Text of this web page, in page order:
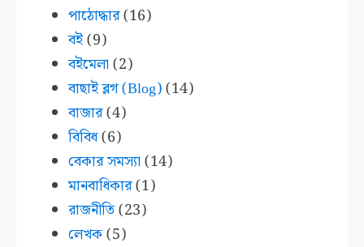
পাঠোদ্ধার(16)
বই(9)
বইমেলা (2)
বাছাই ব্লগ (Blog)(14)
বাজার(4)
বিবিধ(6)
বেকার সমস্যা (14)
মানবাধিকার(1)
রাজনীতি(23)
লেখক(5)